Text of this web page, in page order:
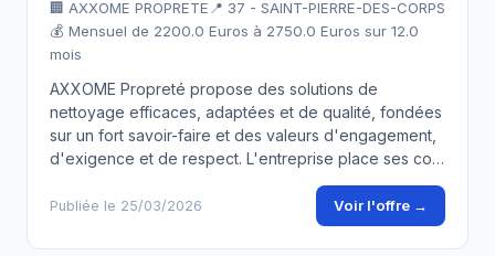
🏢 AXXOME PROPRETE 📍 37 - SAINT-PIERRE-DES-CORPS
💰 Mensuel de 2200.0 Euros à 2750.0 Euros sur 12.0
mois
AXXOME Propreté propose des solutions de
nettoyage efficaces, adaptées et de qualité, fondées
sur un fort savoir-faire et des valeurs d'engagement,
d'exigence et de respect. L'entreprise place ses co…
Publiée le 25/03/2026 Voir l'offre →